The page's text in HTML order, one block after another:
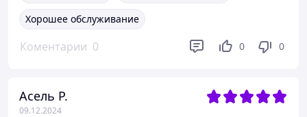
Хорошее обслуживание
Коментарии 0 0 0
Асель Р.
09.12.2024